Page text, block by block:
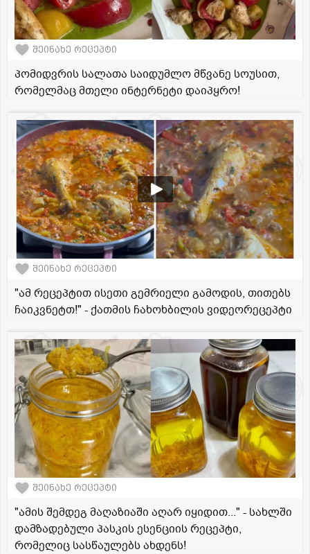
შეინახე რეცეპტი
პომიდვრის სალათა საიდუმლო მწვანე სოუსით,
რომელმაც მთელი ინტერნეტი დაიპყრო!
შეინახე რეცეპტი
"ამ რეცეპტით ისეთი გემრიელი გამოდის, თითებს
ჩაიკვნეტთ!" - ქათმის ჩახოხბილის ვიდეორეცეპტი
შეინახე რეცეპტი
"ამის შემდეგ მაღაზიაში აღარ იყიდით..." - სახლში
დამზადებული პასკის ესენციის რეცეპტი,
რომელიც სასწაულებს ახდენს!